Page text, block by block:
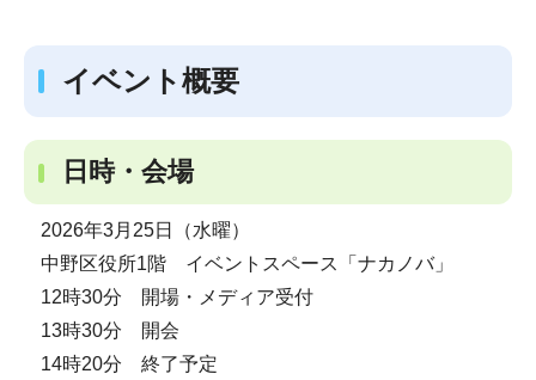
イベント概要
日時・会場
2026年3月25日（水曜）
中野区役所1階 イベントスペース「ナカノバ」
12時30分 開場・メディア受付
13時30分 開会
14時20分 終了予定